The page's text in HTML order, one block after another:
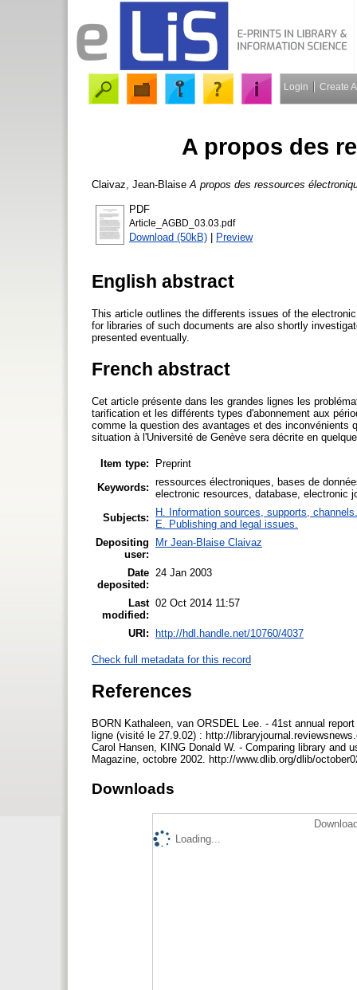
Login Create
A propos des
Claivaz, Jean-Blaise A propos des ressources
PDF
Article_AGBD_03.03.pdf
Download (50kB) | Preview
English abstract
This article outlines the differents issues of the
for libraries of such documents are also shortly
presented eventually.
French abstract
Cet article présente dans les grandes lignes les
tarification et les différents types d'abonnement aux
comme la question des avantages et des inconvénients
situation à l'Université de Genève sera décrite en
Item type:
Preprint
Keywords: ressources électroniques, bases de
electronic resources, database, electronic
Subjects:
H. Information sources, supports, channels.
E. Publishing and legal issues.
Depositing
user:
Mr Jean-Blaise Claivaz
Date
deposited:
24 Jan 2003
Last
modified:
02 Oct 2014 11:57
URI: http://hdl.handle.net/10760/4037
Check full metadata for this record
References
BORN Kathaleen, van ORSDEL Lee. - 41st annual
ligne (visité le 27.9.02) : http://
Carol Hansen, KING Donald W. - Comparing library
Magazine, octobre 2002. http://www.dlib.org/dlib/
Downloads
Loading...